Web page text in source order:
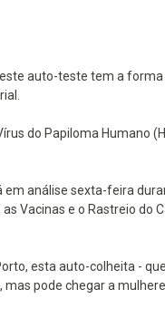
auto-teste tem a forma
do Papiloma Humano
em análise sexta-feira
Vacinas e o Rastreio do
esta auto-colheita -
pode chegar a